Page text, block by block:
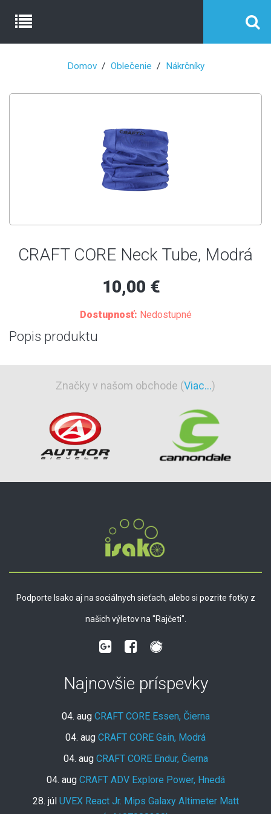
Domov Oblečenie Nákrčníky
CRAFT CORE Neck Tube, Modrá
10,00 €
Dostupnosť: Nedostupné
Popis produktu
Značky v našom obchode (Viac...)
Podporte Isako aj na sociálnych sieťach, alebo si pozrite fotky z
našich výletov na "Rajčeti".
Najnovšie príspevky
04. aug CRAFT CORE Essen, Čierna
04. aug CRAFT CORE Gain, Modrá
04. aug CRAFT CORE Endur, Čierna
04. aug CRAFT ADV Explore Power, Hnedá
28. júl UVEX React Jr. Mips Galaxy Altimeter Matt